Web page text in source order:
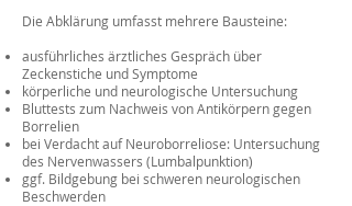
Die Abklärung umfasst mehrere Bausteine:
ausführliches ärztliches Gespräch über
Zeckenstiche und Symptome
körperliche und neurologische Untersuchung
Bluttests zum Nachweis von Antikörpern gegen
Borrelien
bei Verdacht auf Neuroborreliose: Untersuchung
des Nervenwassers (Lumbalpunktion)
ggf. Bildgebung bei schweren neurologischen
Beschwerden